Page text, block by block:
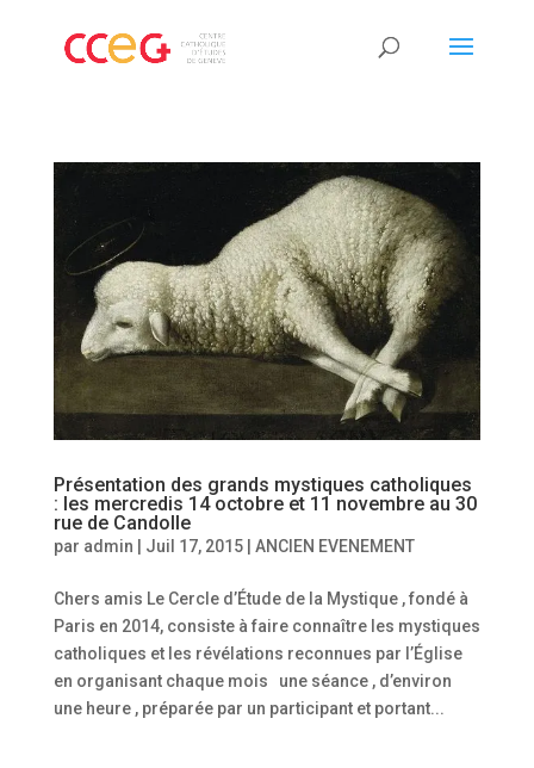
Présentation des grands mystiques catholiques
: les mercredis 14 octobre et 11 novembre au 30
rue de Candolle
par admin Juil 17, 2015| ANCIEN EVENEMENT
Chers amis Le Cercle d’Étude de la Mystique , fondé à
Paris en 2014, consiste à faire connaître les mystiques
catholiques et les révélations reconnues par l’Église
en organisant chaque mois une séance , d’environ
une heure , préparée par un participant et portant...